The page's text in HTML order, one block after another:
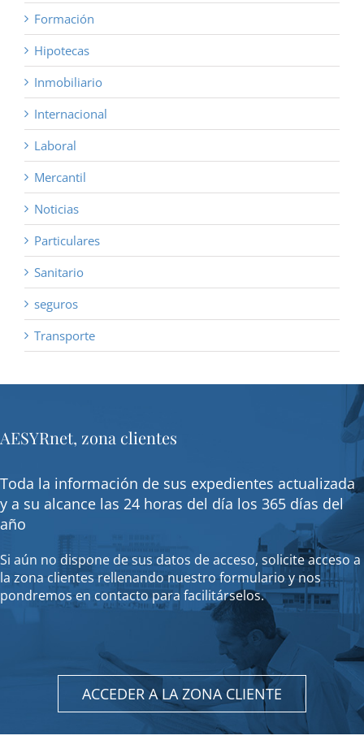
Formación
Hipotecas
Inmobiliario
Internacional
Laboral
Mercantil
Noticias
Particulares
Sanitario
seguros
Transporte
AESYRnet, zona clientes
Toda la información de sus expedientes actualizada
y a su alcance las 24 horas del día los 365 días del
año
Si aún no dispone de sus datos de acceso, solicite acceso a
la zona clientes rellenando nuestro formulario y nos
pondremos en contacto para facilitárselos.
ACCEDER A LA ZONA CLIENTE